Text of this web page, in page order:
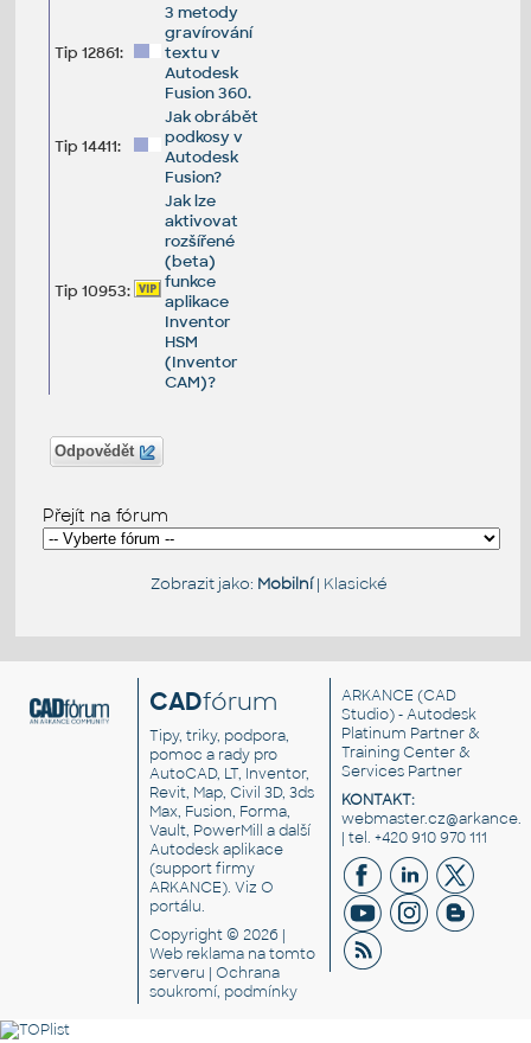
Tip 12861:
3 metody
gravírování
textu v
Autodesk
Fusion 360.
Tip 14411:
Jak obrábět
podkosy v
Autodesk
Fusion?
Tip 10953:
Jak lze
aktivovat
rozšířené
(beta)
funkce
aplikace
Inventor
HSM
(Inventor
CAM)?
Odpovědět
Přejít na fórum
Zobrazit jako: Mobilní| Klasické
CADfórum
Tipy, triky, podpora,
pomoc a rady pro
AutoCAD, LT, Inventor,
Revit, Map, Civil 3D, 3ds
Max, Fusion, Forma,
Vault, PowerMill a další
Autodesk aplikace
(support firmy
ARKANCE). VizO
portálu.
Copyright © 2026 |
Web reklama na tomto
serveru |Ochrana
soukromí, podmínky
ARKANCE (CAD
Studio) - Autodesk
Platinum Partner &
Training Center &
Services Partner
KONTAKT:
| tel. +420 910 970 111